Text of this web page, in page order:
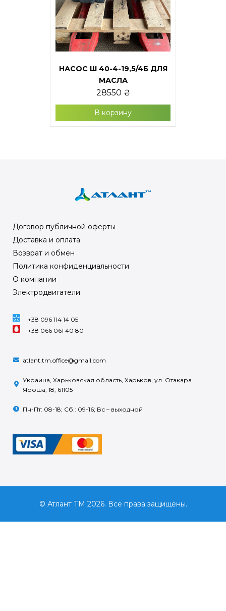
НАСОС Ш 40-4-19,5/4Б ДЛЯ
МАСЛА
28550 ₴
В корзину
Договор публичной оферты
Доставка и оплата
Возврат и обмен
Политика конфиденциальности
О компании
Электродвигатели
+38 096 114 14 05
+38 066 061 40 80
atlant.tm.office@gmail.com
Украина, Харьковская область, Харьков, ул. Отакара
Яроша, 18, 61105
Пн-Пт: 08-18; Сб.: 09-16; Вс – выходной
© Атлант ТМ 2026. Все права защищены.